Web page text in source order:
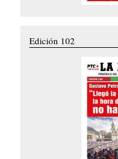
Edición 102